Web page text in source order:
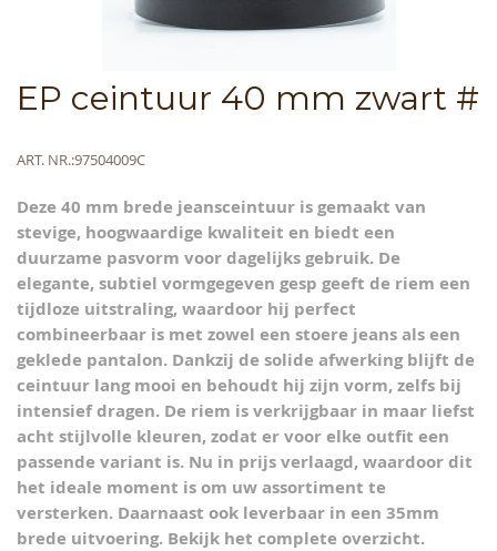
EP ceintuur 40 mm zwart #
Meer
ART. NR.97504009C
Deze 40 mm brede jeansceintuur is gemaakt van
stevige, hoogwaardige kwaliteit en biedt een
duurzame pasvorm voor dagelijks gebruik. De
elegante, subtiel vormgegeven gesp geeft de riem een
tijdloze uitstraling, waardoor hij perfect
combineerbaar is met zowel een stoere jeans als een
geklede pantalon. Dankzij de solide afwerking blijft de
ceintuur lang mooi en behoudt hij zijn vorm, zelfs bij
intensief dragen. De riem isverkrijgbaar in maar liefst
acht stijlvolle kleuren, zodat er voor elke outfit een
passende variant is. Nu in prijs verlaagd, waardoor dit
het ideale moment is om uw assortiment te
versterken. Daarnaast ook leverbaar in een 35mm
brede uitvoering. Bekijk het complete overzicht.
Skip
to
the
images
gallery